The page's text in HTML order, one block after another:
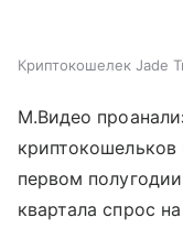
Криптокошелек Jade
М.Видео
криптокошельков
первом
квартала спрос